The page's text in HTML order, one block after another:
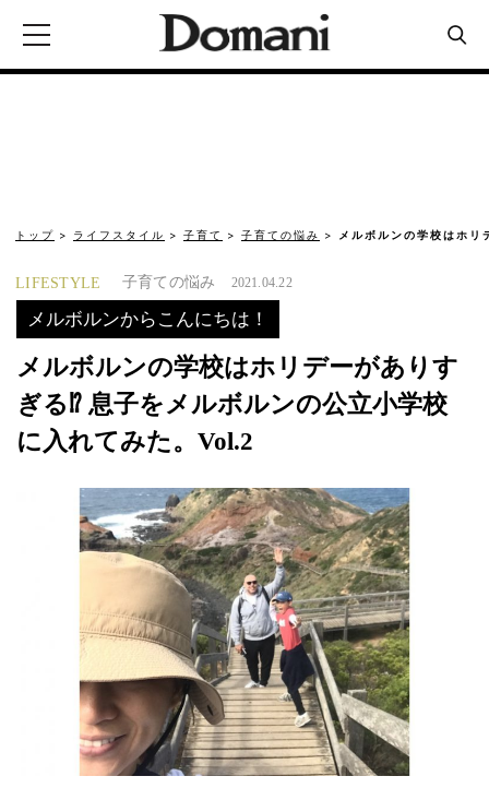
トップ ライフスタイル 子育て 子育ての悩み メルボルンの学校はホ
LIFESTYLE 子育ての悩み 2021.04.22
メルボルンからこんにちは！
メルボルンの学校はホリデーがありす
ぎる⁉︎ 息子をメルボルンの公立小学校
に入れてみた。Vol.2